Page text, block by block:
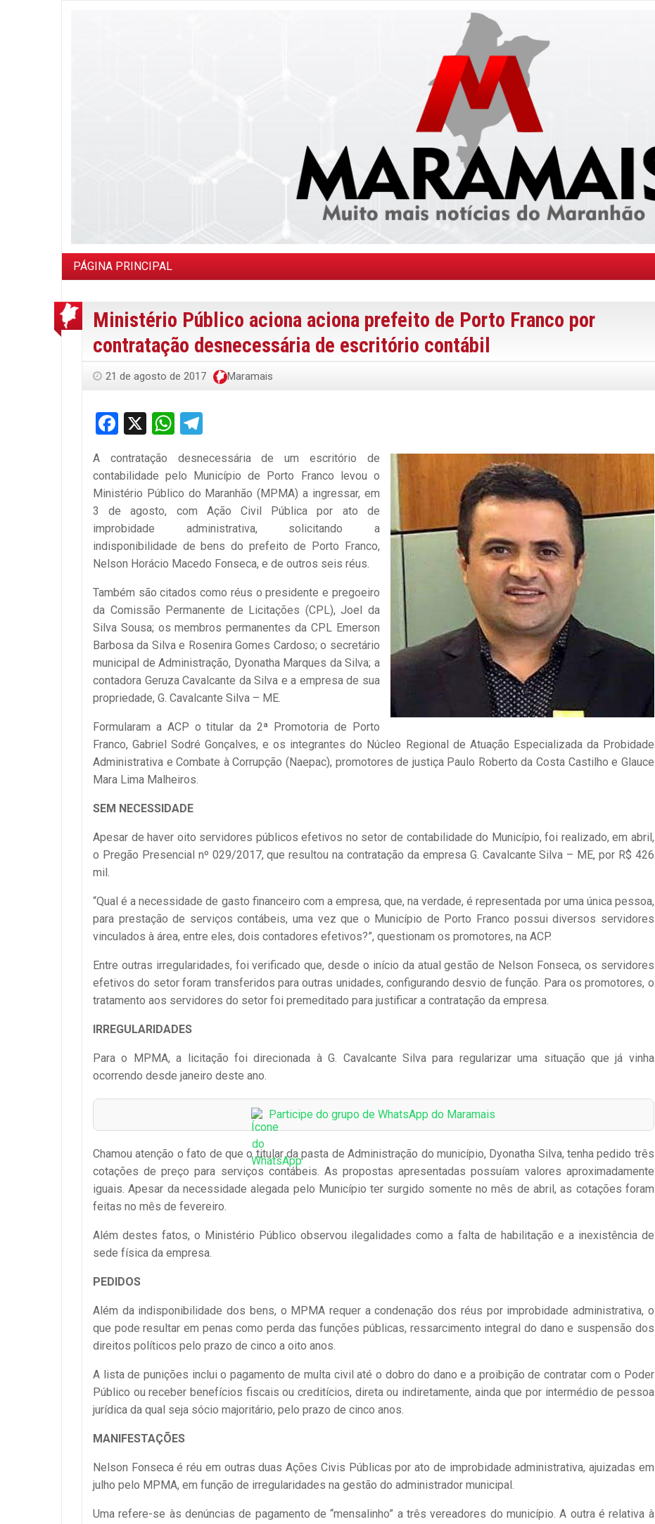
PÁGINA PRINCIPAL
Ministério Público aciona aciona prefeito de Porto Franco por
contratação desnecessária de escritório contábil
21 de agosto de 2017 Maramais
Facebook
X WhatsApp
A contratação desnecessária de um escritório de
contabilidade pelo Município de Porto Franco levou o
Ministério Público do Maranhão (MPMA) a ingressar, em
3 de agosto, com Ação Civil Pública por ato de
improbidade administrativa, solicitando a
indisponibilidade de bens do prefeito de Porto Franco,
Nelson Horácio Macedo Fonseca, e de outros seis réus.
Também são citados como réus o presidente e pregoeiro
da Comissão Permanente de Licitações (CPL), Joel da
Silva Sousa; os membros permanentes da CPL Emerson
Barbosa da Silva e Rosenira Gomes Cardoso; o secretário
municipal de Administração, Dyonatha Marques da Silva; a
contadora Geruza Cavalcante da Silva e a empresa de sua
propriedade, G. Cavalcante Silva – ME.
Formularam a ACP o titular da 2ª Promotoria de Porto
Franco, Gabriel Sodré Gonçalves, e os integrantes do Núcleo Regional de Atuação Especializada da Probidade
Administrativa e Combate à Corrupção (Naepac), promotores de justiça Paulo Roberto da Costa Castilho e Glauce
Mara Lima Malheiros.
SEM NECESSIDADE
Apesar de haver oito servidores públicos efetivos no setor de contabilidade do Município, foi realizado, em abril,
o Pregão Presencial nº 029/2017, que resultou na contratação da empresa G. Cavalcante Silva – ME, por R$ 426
mil.
“Qual é a necessidade de gasto financeiro com a empresa, que, na verdade, é representada por uma única pessoa,
para prestação de serviços contábeis, uma vez que o Município de Porto Franco possui diversos servidores
vinculados à área, entre eles, dois contadores efetivos?”, questionam os promotores, na ACP.
Entre outras irregularidades, foi verificado que, desde o início da atual gestão de Nelson Fonseca, os servidores
efetivos do setor foram transferidos para outras unidades, configurando desvio de função. Para os promotores, o
tratamento aos servidores do setor foi premeditado para justificar a contratação da empresa.
IRREGULARIDADES
Para o MPMA, a licitação foi direcionada à G. Cavalcante Silva para regularizar uma situação que já vinha
ocorrendo desde janeiro deste ano.
Participe do grupo de WhatsApp do Maramais
Chamou atenção o fato de que o titular da pasta de Administração do município, Dyonatha Silva, tenha pedido três
cotações de preço para serviços contábeis. As propostas apresentadas possuíam valores aproximadamente
iguais. Apesar da necessidade alegada pelo Município ter surgido somente no mês de abril, as cotações foram
feitas no mês de fevereiro.
Além destes fatos, o Ministério Público observou ilegalidades como a falta de habilitação e a inexistência de
sede física da empresa.
PEDIDOS
Além da indisponibilidade dos bens, o MPMA requer a condenação dos réus por improbidade administrativa, o
que pode resultar em penas como perda das funções públicas, ressarcimento integral do dano e suspensão dos
direitos políticos pelo prazo de cinco a oito anos.
A lista de punições inclui o pagamento de multa civil até o dobro do dano e a proibição de contratar com o Poder
Público ou receber benefícios fiscais ou creditícios, direta ou indiretamente, ainda que por intermédio de pessoa
jurídica da qual seja sócio majoritário, pelo prazo de cinco anos.
MANIFESTAÇÕES
Nelson Fonseca é réu em outras duas Ações Civis Públicas por ato de improbidade administrativa, ajuizadas em
julho pelo MPMA, em função de irregularidades na gestão do administrador municipal.
Uma refere-se às denúncias de pagamento de “mensalinho” a três vereadores do município. A outra é relativa à